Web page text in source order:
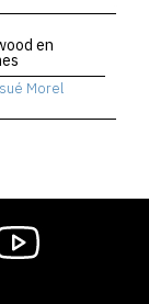
en
Morel